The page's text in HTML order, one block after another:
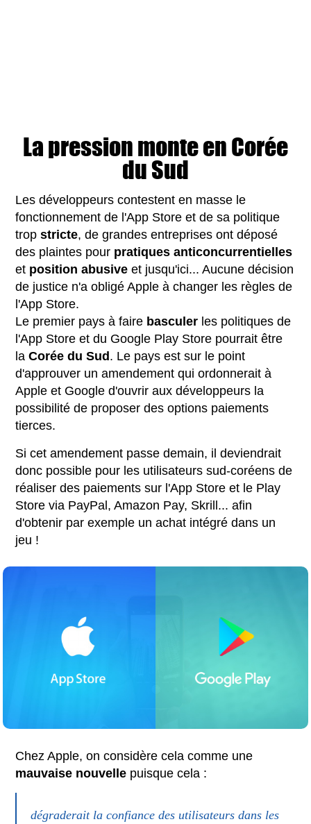
La pression monte en Corée
du Sud
Les développeurs contestent en masse le
fonctionnement de l'App Store et de sa politique
tropstricte, de grandes entreprises ont déposé
des plaintes pour pratiques anticoncurrentielles
et position abusive et jusqu'ici... Aucune décision
de justice n'a obligé Apple à changer les règles de
l'App Store.
Le premier pays à faire basculer les politiques de
l'App Store et du Google Play Store pourrait être
laCorée du Sud. Le pays est sur le point
d'approuver un amendement qui ordonnerait à
Apple et Google d'ouvrir aux développeurs la
possibilité de proposer des options paiements
tierces.
Si cet amendement passe demain, il deviendrait
donc possible pour les utilisateurs sud-coréens de
réaliser des paiements sur l'App Store et le Play
Store via PayPal, Amazon Pay, Skrill... afin
d'obtenir par exemple un achat intégré dans un
jeu !
Chez Apple, on considère cela comme une
mauvaise nouvelle puisque cela :
dégraderait la confiance des utilisateurs dans les